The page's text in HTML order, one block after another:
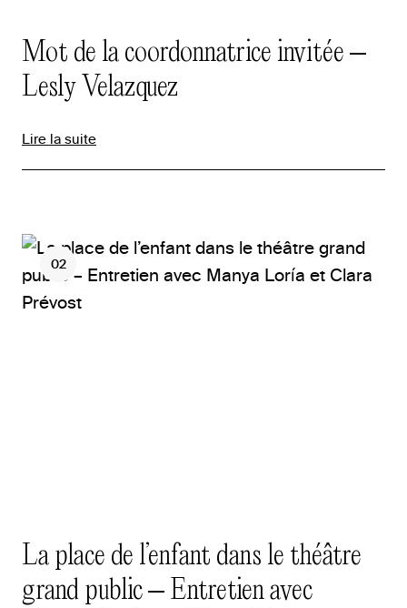
Mot de la coordonnatrice invitée –
Lesly Velazquez
Lire la suite
02
La place de l’enfant dans le théâtre
grand public – Entretien avec